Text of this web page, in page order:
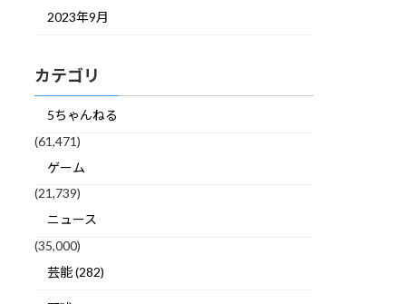
2023年9月
カテゴリ
5ちゃんねる
(61,471)
ゲーム
(21,739)
ニュース
(35,000)
芸能 (282)